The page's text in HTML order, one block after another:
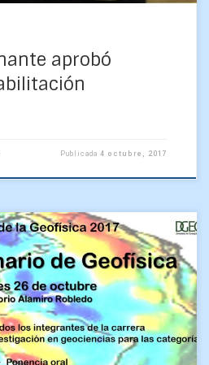
aprobó
Publicada4 octubre, 2017
de la Geofísica, el comité
abrió las postulaciones para
en esta […]